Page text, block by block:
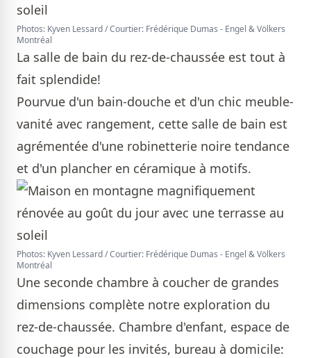
Photos: Kyven Lessard / Courtier: Frédérique Dumas - Engel & Völkers
Montréal
La salle de bain du rez-de-chaussée est tout à
fait splendide!
Pourvue d'un bain-douche et d'un chic meuble-
vanité avec rangement, cette salle de bain est
agrémentée d'une robinetterie noire tendance
et d'un plancher en céramique à motifs.
Photos: Kyven Lessard / Courtier: Frédérique Dumas - Engel & Völkers
Montréal
Une seconde chambre à coucher de grandes
dimensions complète notre exploration du
rez-de-chaussée. Chambre d'enfant, espace de
couchage pour les invités, bureau à domicile: